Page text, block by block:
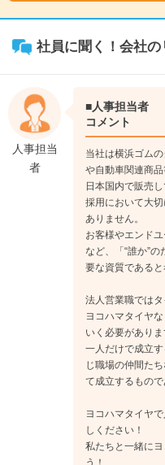
《入社25年目》
い、広範囲的な課題を遂行
社員に聞く！会社の
人事担当
者
■人事担当者
コメント
当社は横浜ゴム
や自動車関連商
日本国内で販売し
採用において大
ありません。
お客様やエンド
など、「“誰か”
要な資質であると
法人営業職ではタ
ヨコハマタイヤ
いく必要がありま
一人だけで成立
じ職場の仲間た
て成立するもので
ヨコハマタイヤ
しください！
私たちと一緒に
う！